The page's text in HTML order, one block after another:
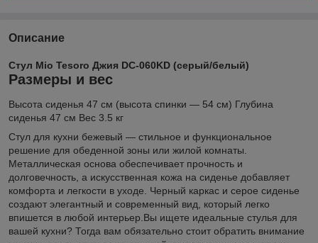
Описание
Стул Mio Tesoro Джия DC-060KD (серый/белый)
Размеры и вес
Высота сиденья 47 см (высота спинки — 54 см) Глубина
сиденья 47 см Вес 3.5 кг
Стул для кухни бежевый — стильное и функциональное
решение для обеденной зоны или жилой комнаты.
Металлическая основа обеспечивает прочность и
долговечность, а искусственная кожа на сиденье добавляет
комфорта и легкости в уходе. Черный каркас и серое сиденье
создают элегантный и современный вид, который легко
впишется в любой интерьер.Вы ищете идеальные стулья для
вашей кухни? Тогда вам обязательно стоит обратить внимание